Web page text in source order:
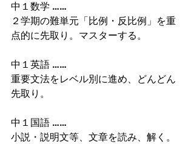
中１数学 ……
２学期の難単元「比例・反比例」を重
点的に先取り。マスターする。
中１英語 ……
重要文法をレベル別に進め、どんどん
先取り。
中１国語 ……
小説・説明文等、文章を読み、解く。